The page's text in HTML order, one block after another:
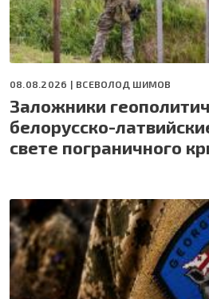
08.08.2026 | ВСЕВОЛОД ШИМОВ
Заложники
белорусско-
свете пограничного